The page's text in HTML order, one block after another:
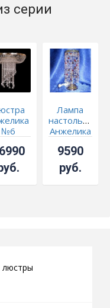
серии
№6
Лампа
настольная
Анжелика
Карандаш
9590
руб.
люстры